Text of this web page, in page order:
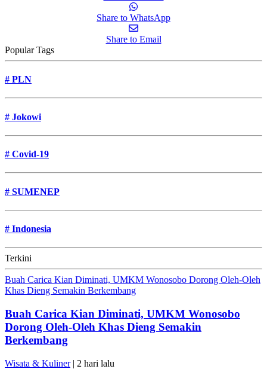
Share to WhatsApp
Share to Email
Popular Tags
# PLN
# Jokowi
# Covid-19
# SUMENEP
# Indonesia
Terkini
Buah Carica Kian Diminati, UMKM Wonosobo Dorong Oleh-Oleh
Khas Dieng Semakin Berkembang
Buah Carica Kian Diminati, UMKM Wonosobo
Dorong Oleh-Oleh Khas Dieng Semakin
Berkembang
Wisata & Kuliner| 2 hari lalu